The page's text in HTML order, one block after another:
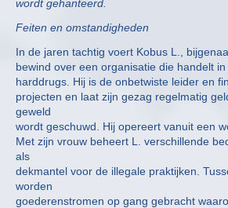
wordt gehanteerd.
Feiten en omstandigheden
In de jaren tachtig voert Kobus L.,
bewind over een organisatie die handelt
harddrugs. Hij is de onbetwiste leider en
projecten en laat zijn gezag regelmatig
geweld
wordt geschuwd. Hij opereert vanuit een
Met zijn vrouw beheert L. verschillende
als
dekmantel voor de illegale praktijken.
worden
goederenstromen op gang gebracht